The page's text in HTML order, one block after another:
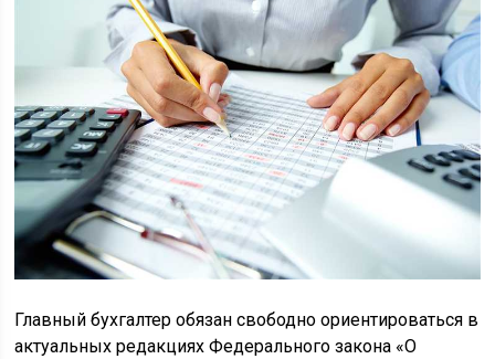
Главный бухгалтер обязан свободно ориентироваться в
актуальных редакциях Федерального закона «О